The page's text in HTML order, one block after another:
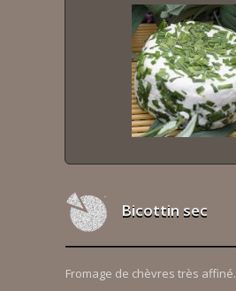
Bicottin sec
Fromage de chèvres très affiné.